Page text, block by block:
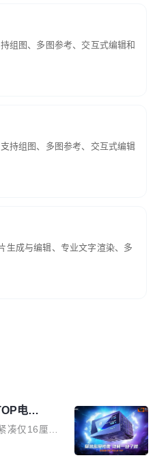
组图、多图参考、交互式编辑和
持组图、多图参考、交互式编辑
生成与编辑、专业文字渲染、多
电
打造旗
凑仅16厘米
嘉科技近日正